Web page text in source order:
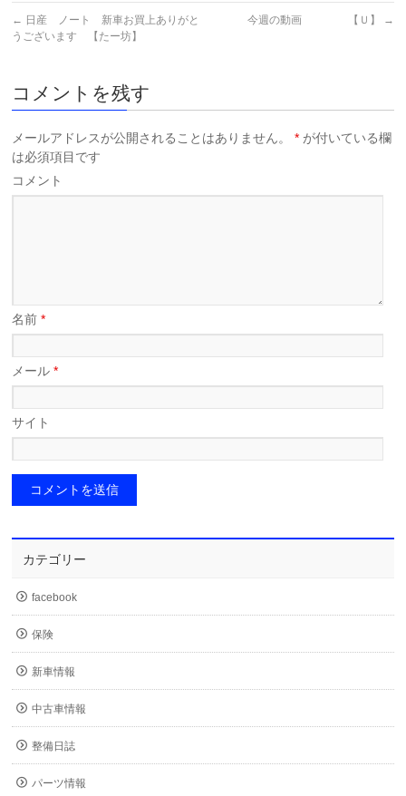
← 日産 ノート 新車お買上ありがと
うございます 【たー坊】
今週の動画 【Ｕ】 →
コメントを残す
メールアドレスが公開されることはありません。 * が付いている欄
は必須項目です
コメント
名前*
メール*
サイト
カテゴリー
facebook
保険
新車情報
中古車情報
整備日誌
パーツ情報